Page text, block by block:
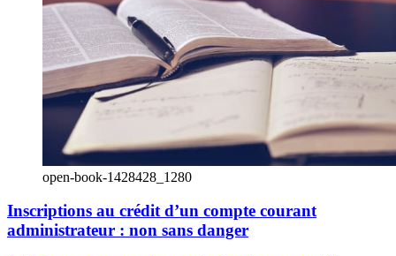
open-book-1428428_1280
Inscriptions au crédit d’un compte courant
administrateur : non sans danger